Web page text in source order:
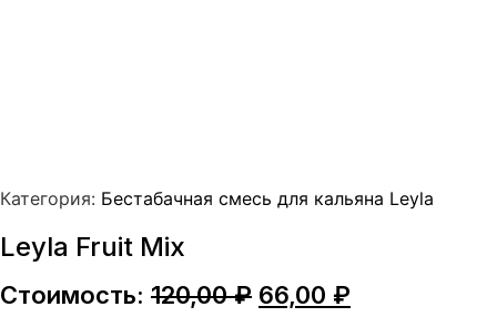
Категория: Бестабачная смесь для кальяна Leyla
Leyla Fruit Mix
Стоимость: 120,00₽ Первоначальная
66,00 ₽